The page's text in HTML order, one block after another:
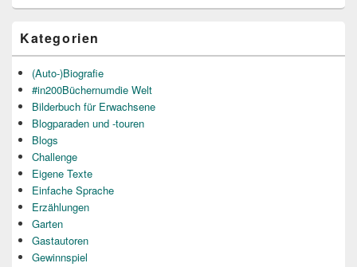
Kategorien
(Auto-)Biografie
#in200Büchernumdie Welt
Bilderbuch für Erwachsene
Blogparaden und -touren
Blogs
Challenge
Eigene Texte
Einfache Sprache
Erzählungen
Garten
Gastautoren
Gewinnspiel